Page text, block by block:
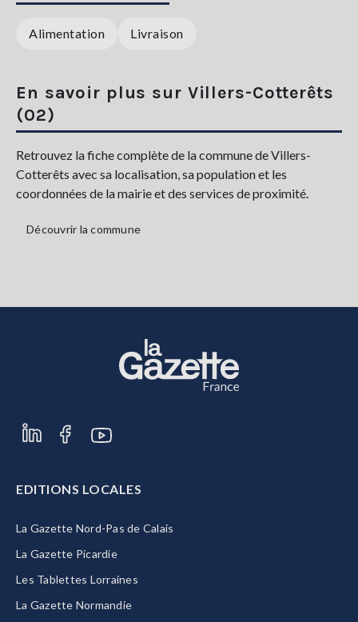
Alimentation Livraison
En savoir plus sur Villers-Cotterêts
(02)
Retrouvez la fiche complète de la commune de Villers-
Cotterêts avec sa localisation, sa population et les
coordonnées de la mairie et des services de proximité.
Découvrir la commune
EDITIONS LOCALES
La Gazette Nord-Pas de Calais
La Gazette Picardie
Les Tablettes Lorraines
La Gazette Normandie